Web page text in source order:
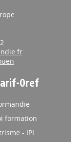
Oref
formation
- IPI